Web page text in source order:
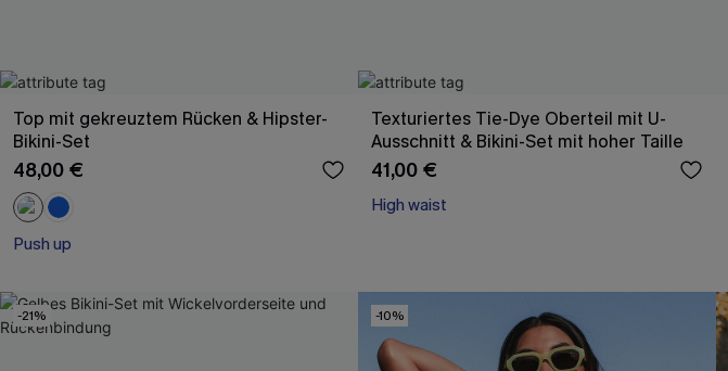
Top mit gekreuztem Rücken & Hipster-
Bikini-Set
48,00 €
Push up
Texturiertes Tie-Dye Oberteil mit U-
Ausschnitt & Bikini-Set mit hoher Taille
41,00 €
High waist
-21% -10%